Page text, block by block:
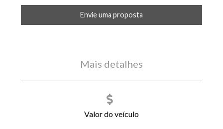
Envie uma proposta
Mais detalhes
Valor do veículo